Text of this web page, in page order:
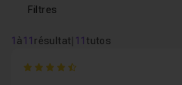
1 à11 résultat 11 tutos
Filtres
4.5714285714286